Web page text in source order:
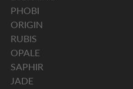
PHOBI
ORIGIN
RUBIS
OPALE
SAPHIR
JADE